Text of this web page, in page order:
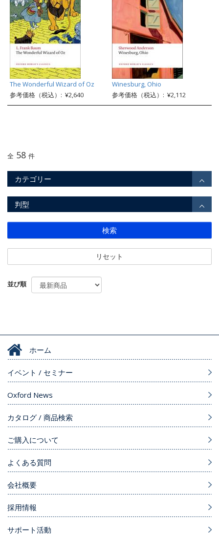
The Wonderful Wizard of Oz
参考価格（税込）: ¥2,640
Winesburg, Ohio
参考価格（税込）: ¥2,112
全 58 件
カテゴリー
判型
検索
リセット
並び順
ホーム
イベント / セミナー
Oxford News
カタログ / 商品検索
ご購入について
よくある質問
会社概要
採用情報
サポート活動